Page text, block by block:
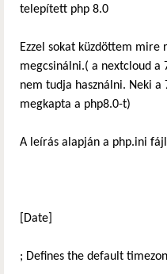
telepített php 8.0
Ezzel sokat küzdöttem
megcsinálni.( a nextcloud a
nem tudja használni. Neki a
megkapta a php8.0-t)
A leírás alapján a php.ini
[Date]
; Defines the default